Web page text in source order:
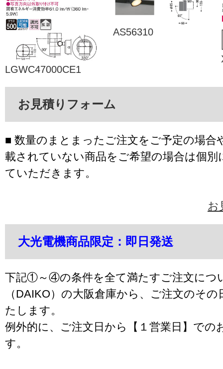
LGWC47000CE1
AS56310
お見積りフォーム
■ 数量のまとまったご注文をご予定の場合
載されていない商品をご希望の場合は個別
ていただきます。
お
大光電機商品限定：即日発送
下記①～④の条件を全て満たすご注文につ
（DAIKO）の大阪倉庫から、ご注文のそ
たします。
例外的に、ご注文日から【１営業日】での
す。